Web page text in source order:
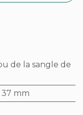
de la sangle de
37 mm